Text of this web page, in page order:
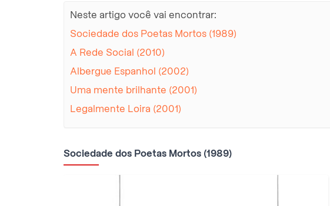
Neste artigo você vai encontrar:
Sociedade dos Poetas Mortos (1989)
A Rede Social (2010)
Albergue Espanhol (2002)
Uma mente brilhante (2001)
Legalmente Loira (2001)
Sociedade dos Poetas Mortos (1989)